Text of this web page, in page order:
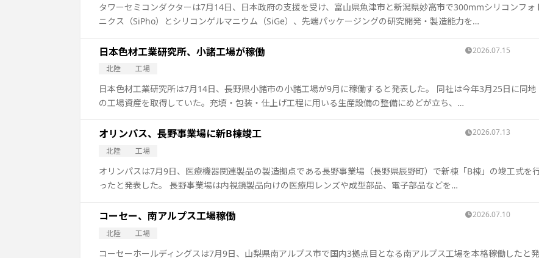
タワーセミコンダクターは7月14日、日本政府の支援を受け、富山県魚津市と新潟県妙高市で300mmシリコンフォ
ニクス（SiPho）とシリコンゲルマニウム（SiGe）、先端パッケージングの研究開発・製造能力を…
日本色材工業研究所、小諸工場が稼働
北陸 工場
2026.07.15
日本色材工業研究所は7月14日、長野県小諸市の小諸工場が9月に稼働すると発表した。 同社は今年3月25日に同地
の工場資産を取得していた。充填・包装・仕上げ工程に用いる生産設備の整備にめどが立ち、…
オリンパス、長野事業場に新B棟竣工
北陸 工場
2026.07.13
オリンパスは7月9日、医療機器関連製品の製造拠点である長野事業場（長野県辰野町）で新棟「B棟」の竣工式を
ったと発表した。 長野事業場は内視鏡製品向けの医療用レンズや成型部品、電子部品などを…
コーセー、南アルプス工場稼働
北陸 工場
2026.07.10
コーセーホールディングスは7月9日、山梨県南アルプス市で国内3拠点目となる南アルプス工場を本格稼働したと発